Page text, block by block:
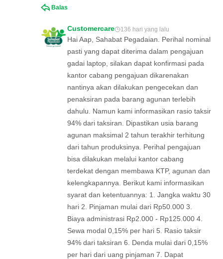
Balas
Customercare 136 hari yang lalu
Hai Aap, Sahabat Pegadaian. Perihal nominal
pasti yang dapat diterima dalam pengajuan
gadai laptop, silakan dapat konfirmasi pada
kantor cabang pengajuan dikarenakan
nantinya akan dilakukan pengecekan dan
penaksiran pada barang agunan terlebih
dahulu. Namun kami informasikan rasio taksir
94% dari taksiran. Dipastikan usia barang
agunan maksimal 2 tahun terakhir terhitung
dari tahun produksinya. Perihal pengajuan
bisa dilakukan melalui kantor cabang
terdekat dengan membawa KTP, agunan dan
kelengkapannya. Berikut kami informasikan
syarat dan ketentuannya: 1. Jangka waktu 30
hari 2. Pinjaman mulai dari Rp50.000 3.
Biaya administrasi Rp2.000 - Rp125.000 4.
Sewa modal 0,15% per hari 5. Rasio taksir
94% dari taksiran 6. Denda mulai dari 0,15%
per hari dari uang pinjaman 7. Dapat